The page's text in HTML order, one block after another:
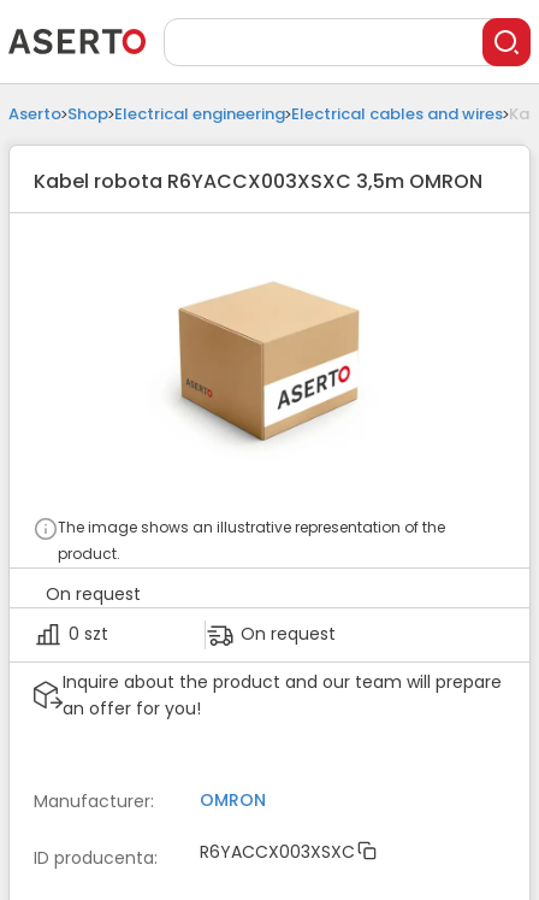
Aserto Shop Electrical engineering Electrical cables and wires
Kabel robota R6YACCX003XSXC 3,5m OMRON
The image shows an illustrative representation of the
product.
On request
0 szt
On request
Inquire about the product and our team will prepare
an offer for you!
Manufacturer: OMRON
ID producenta: R6YACCX003XSXC